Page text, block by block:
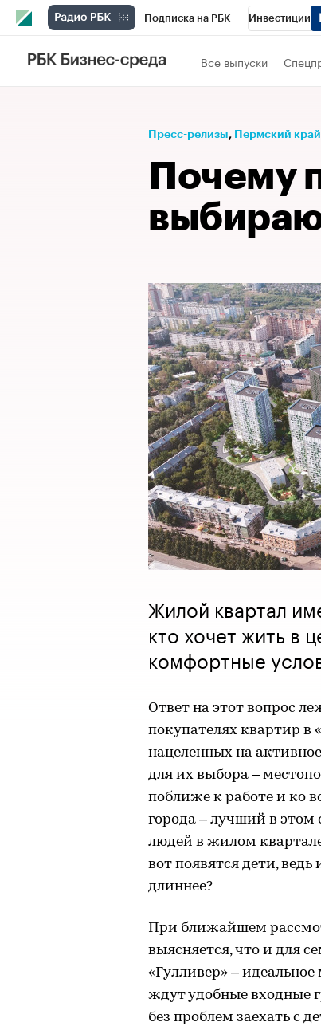
Подписка на РБК Инвестиции
Телеканал
Спецпроекты
Все выпуски
Пресс-релизы⁠, Пермский край
Почему
Жилой квартал
кто хочет жить в
комфортные
Ответ на этот вопрос
покупателях квартир в
нацеленных на
для их выбора –
поближе к работе и ко
города – лучший в этом
людей в жилом квартале
вот появятся дети,
длиннее?
При ближайшем
выясняется, что и для
«Гулливер» –
ждут удобные входные
без проблем заехать с